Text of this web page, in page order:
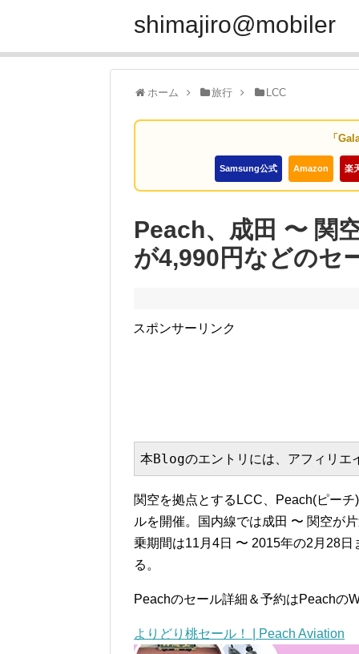
shimajiro@mobiler
ホーム 旅行 LCC
「
Samsung公式 Amazon 楽
Peach、成田 〜 関
が4,990円などのセ
スポンサーリンク
本Blogのエントリには、アフィリエ
関空を拠点とするLCC、Peach(ピー
ルを開催。国内線では成田 〜 関空が
乗期間は11月4日 〜 2015年の2月28
る。
Peachのセール詳細＆予約はPeachの
よりどり桃セール！ | Peach Aviation